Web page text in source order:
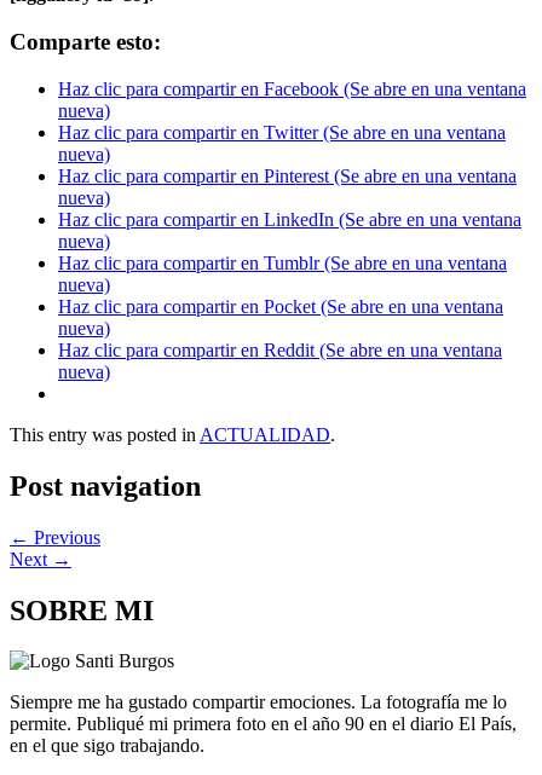
Comparte esto:
Haz clic para compartir en Facebook (Se abre en una ventana
nueva)
Haz clic para compartir en Twitter (Se abre en una ventana
nueva)
Haz clic para compartir en Pinterest (Se abre en una ventana
nueva)
Haz clic para compartir en LinkedIn (Se abre en una ventana
nueva)
Haz clic para compartir en Tumblr (Se abre en una ventana
nueva)
Haz clic para compartir en Pocket (Se abre en una ventana
nueva)
Haz clic para compartir en Reddit (Se abre en una ventana
nueva)
This entry was posted in ACTUALIDAD.
Post navigation
← Previous
Next →
SOBRE MI
Siempre me ha gustado compartir emociones. La fotografía me lo
permite. Publiqué mi primera foto en el año 90 en el diario El País,
en el que sigo trabajando.